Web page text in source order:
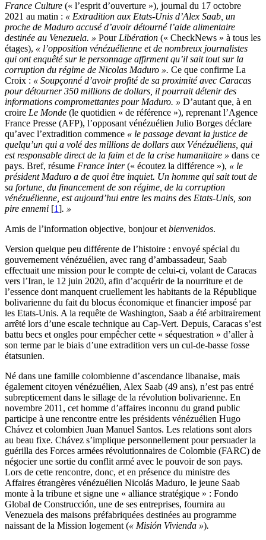
France Culture (« l’esprit d’ouverture »), journal du 17 octobre
2021 au matin : « Extradition aux Etats-Unis d’Alex Saab, un
proche de Maduro accusé d’avoir détourné l’aide alimentaire
destinée au Venezuela. » Pour Libération (« CheckNews » à tous les
étages), « l’opposition vénézuélienne et de nombreux journalistes
qui ont enquêté sur le personnage affirment qu’il sait tout sur la
corruption du régime de Nicolas Maduro ». Ce que confirme La
Croix : « Soupçonné d’avoir profité de sa proximité avec Caracas
pour détourner 350 millions de dollars, il pourrait détenir des
informations compromettantes pour Maduro. » D’autant que, à en
croire Le Monde (le quotidien « de référence »), reprenant l’Agence
France Presse (AFP), l’opposant vénézuélien Julio Borges déclare
qu’avec l’extradition commence « le passage devant la justice de
quelqu’un qui a volé des millions de dollars aux Vénézuéliens, qui
est responsable direct de la faim et de la crise humanitaire » dans ce
pays. Bref, résume France Inter(« écoutez la différence »), « le
président Maduro a de quoi être inquiet. Un homme qui sait tout de
sa fortune, du financement de son régime, de la corruption
vénézuélienne, est aujourd’hui entre les mains des Etats-Unis, son
pire ennemi [1]. »
Amis de l’information objective, bonjour et bienvenidos.
Version quelque peu différente de l’histoire : envoyé spécial du
gouvernement vénézuélien, avec rang d’ambassadeur, Saab
effectuait une mission pour le compte de celui-ci, volant de Caracas
vers l’Iran, le 12 juin 2020, afin d’acquérir de la nourriture et de
l’essence dont manquent cruellement les habitants de la République
bolivarienne du fait du blocus économique et financier imposé par
les Etats-Unis. A la requête de Washington, Saab a été arbitrairement
arrêté lors d’une escale technique au Cap-Vert. Depuis, Caracas s’est
battu becs et ongles pour empêcher cette « séquestration » d’aller à
son terme par le biais d’une extradition vers un cul-de-basse fosse
étatsunien.
Né dans une famille colombienne d’ascendance libanaise, mais
également citoyen vénézuélien, Alex Saab (49 ans), n’est pas entré
subrepticement dans le sillage de la révolution bolivarienne. En
novembre 2011, cet homme d’affaires inconnu du grand public
participe à une rencontre entre les présidents vénézuélien Hugo
Chávez et colombien Juan Manuel Santos. Les relations sont alors
au beau fixe. Chávez s’implique personnellement pour persuader la
guérilla des Forces armées révolutionnaires de Colombie (FARC) de
négocier une sortie du conflit armé avec le pouvoir de son pays.
Lors de cette rencontre, donc, et en présence du ministre des
Affaires étrangères vénézuélien Nicolás Maduro, le jeune Saab
monte à la tribune et signe une « alliance stratégique » : Fondo
Global de Construcción, une de ses entreprises, fournira au
Venezuela des maisons préfabriquées destinées au programme
naissant de la Mission logement (« Misión Vivienda »).